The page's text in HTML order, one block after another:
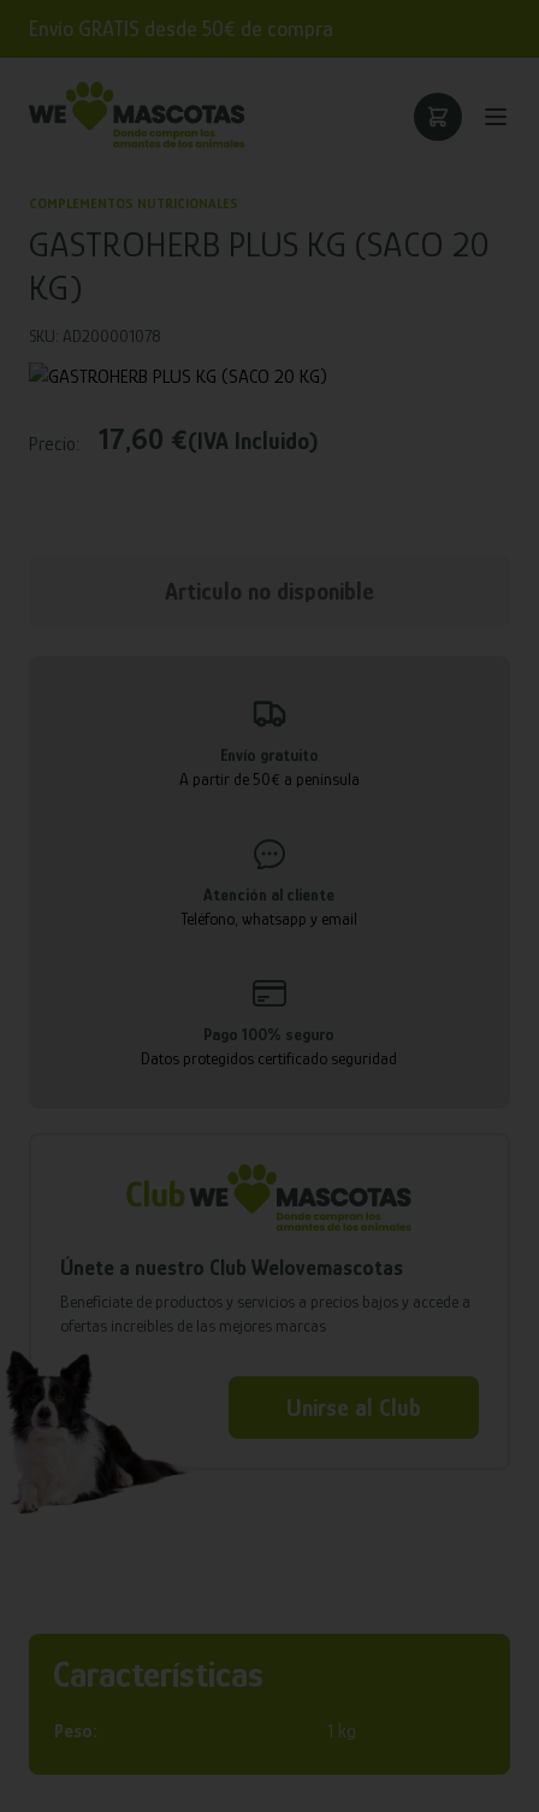
Envío GRATIS desde 50€ de compra
COMPLEMENTOS NUTRICIONALES
GASTROHERB PLUS KG (SACO 20
KG)
SKU: AD200001078
Precio: 17,60 €(IVA Incluido)
Articulo no disponible
Envío gratuito
A partir de 50€ a península
Atención al cliente
Teléfono, whatsapp y email
Pago 100% seguro
Datos protegidos certificado seguridad
Únete a nuestro Club Welovemascotas
Benefíciate de productos y servicios a precios bajos y accede a
ofertas increíbles de las mejores marcas
Unirse al Club
Características
Peso: 1 kg